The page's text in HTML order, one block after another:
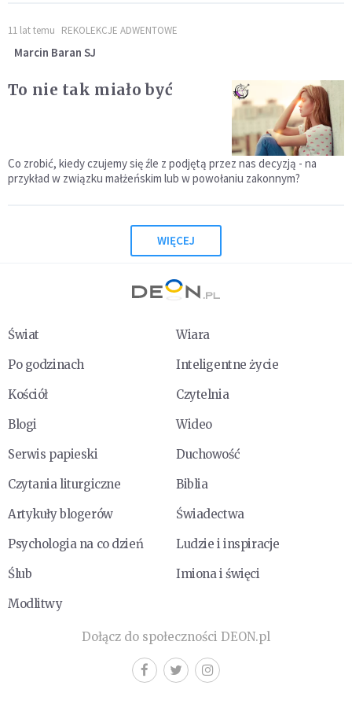
11 lat temu REKOLEKCJE ADWENTOWE
Marcin Baran SJ
To nie tak miało być
Co zrobić, kiedy czujemy się źle z podjętą przez nas decyzją - na
przykład w związku małżeńskim lub w powołaniu zakonnym?
WIĘCEJ
Świat
Wiara
Po godzinach
Inteligentne życie
Kościół
Czytelnia
Blogi
Wideo
Serwis papieski
Duchowość
Czytania liturgiczne
Biblia
Artykuły blogerów
Świadectwa
Psychologia na co dzień
Ludzie i inspiracje
Ślub
Imiona i święci
Modlitwy
Dołącz do społeczności DEON.pl